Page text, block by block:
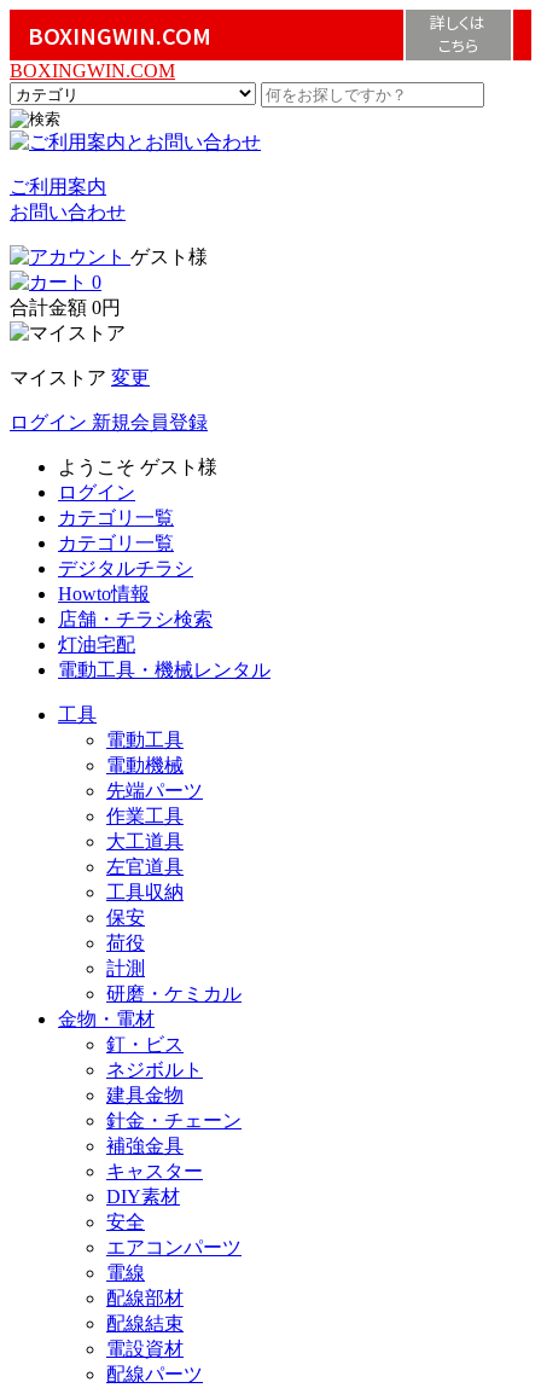
BOXINGWIN.COM
詳しくは
こちら
BOXINGWIN.COM
ご利用案内
お問い合わせ
ゲスト様
0
合計金額 0円
マイストア 変更
ログイン 新規会員登録
ようこそ ゲスト様
ログイン
カテゴリ一覧
カテゴリ一覧
デジタルチラシ
Howto情報
店舗・チラシ検索
灯油宅配
電動工具・機械レンタル
工具
電動工具
電動機械
先端パーツ
作業工具
大工道具
左官道具
工具収納
保安
荷役
計測
研磨・ケミカル
金物・電材
釘・ビス
ネジボルト
建具金物
針金・チェーン
補強金具
キャスター
DIY素材
安全
エアコンパーツ
電線
配線部材
配線結束
電設資材
配線パーツ